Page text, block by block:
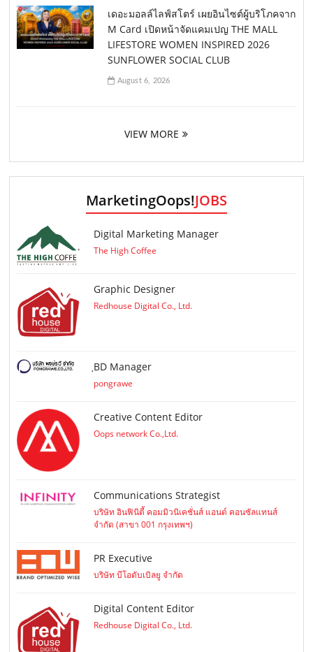
เดอะมอลล์ไลฟ์สโตร์ เผยอินไซต์ผู้บริโภคจาก
M Card เปิดหน้าจัดแคมเปญ THE MALL
LIFESTORE WOMEN INSPIRED 2026
SUNFLOWER SOCIAL CLUB
August 6, 2026
VIEW MORE
MarketingOops!JOBS
Digital Marketing Manager
The High Coffee
Graphic Designer
Redhouse Digital Co., Ltd.
ฺBD Manager
pongrawe
Creative Content Editor
Oops network Co.,Ltd.
Communications Strategist
บริษัท อินฟินิตี้ คอมมิวนิเคชั่นส์ แอนด์ คอนซัลแทนส์
จำกัด (สาขา 001 กรุงเทพฯ)
PR Executive
บริษัท บีโอดับเบิลยู จำกัด
Digital Content Editor
Redhouse Digital Co., Ltd.